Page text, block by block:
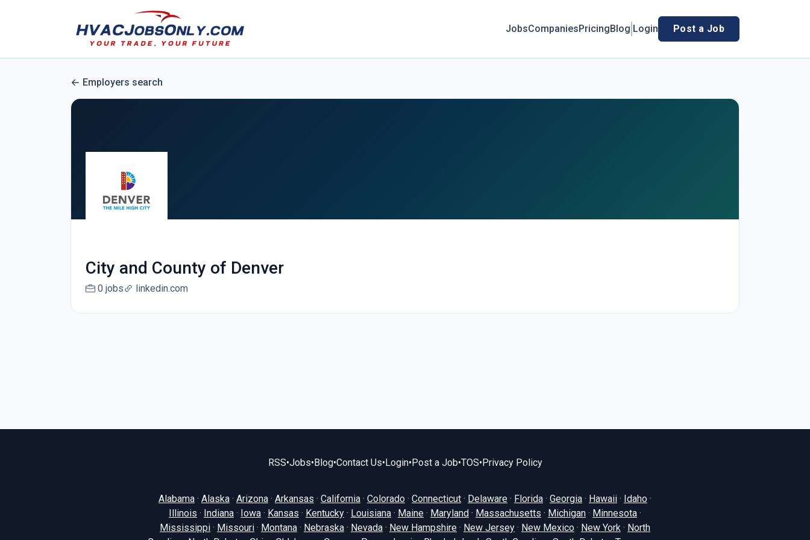
JobsCompaniesPricingBlog Login Post a Job
Employers search
City and County of Denver
0 jobs linkedin.com
RSS•Jobs•Blog•Contact Us•Login•Post a Job•TOS•Privacy Policy
Alabama · Alaska · Arizona · Arkansas · California · Colorado · Connecticut · Delaware · Florida · Georgia · Hawaii · Idaho ·
Illinois · Indiana · Iowa · Kansas · Kentucky · Louisiana · Maine · Maryland · Massachusetts · Michigan · Minnesota ·
Mississippi · Missouri · Montana · Nebraska · Nevada · New Hampshire · New Jersey · New Mexico · New York · North